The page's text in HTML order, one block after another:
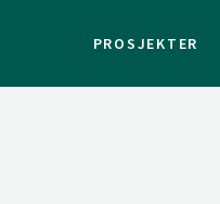
PROSJEKTER